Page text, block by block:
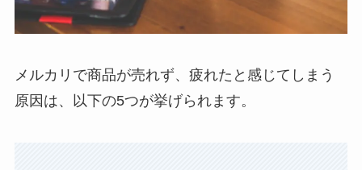
メルカリで商品が売れず、疲れたと感じてしまう
原因は、以下の5つが挙げられます。